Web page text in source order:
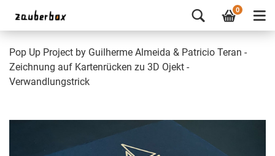
0
Pop Up Project by Guilherme Almeida & Patricio Teran -
Zeichnung auf Kartenrücken zu 3D Ojekt -
Verwandlungstrick